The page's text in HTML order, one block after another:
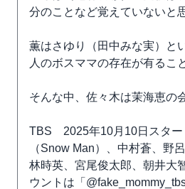
分のことなど覚えていないと
薫はさゆり（田中みな実）と
人のボスママの存在が有るこ
そんな中、佐々木は茉海恵の
TBS 2025年10月10日スター
（Snow Man）、中村蒼、野
林時英、宮尾俊太郎、朝井大
ウントは「